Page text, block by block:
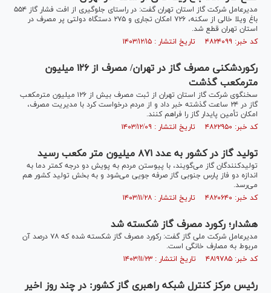
مدیرعامل شرکت گاز استان تهران گفت: در راستای جلوگیری از افت فشار گاز ۵۵۴
باغ ویلا خالی از سکنه، ۷۲۶ امکان تجاری و ۲۷۵ دستگاه دولتی پر مصرف در
استان تهران قطع شد.
کد خبر: ۴۸۲۴۰۹۹ تاریخ انتشار : ۱۴۰۳/۱۲/۱۵
رکوردشکنی مصرف گاز در تهران/ مصرف از ۱۲۶ میلیون
مترمکعب گذشت
سخنگوی شرکت گاز استان تهران از ثبت مصرف بیش از ۱۲۶ میلیون مترمکعب
گاز در ۲۴ ساعت گذشته خبر داد و از مردم درخواست کرد با مدیریت مصرف،
امکان تأمین پایدار گاز را فراهم کنند.
کد خبر: ۴۸۲۲۹۵۰ تاریخ انتشار : ۱۴۰۳/۱۲/۰۹
تولید گاز در کشور به عدد ۸۷۱ میلیون متر مکعب رسید
تولیدکنندگان گاز می‌گویند، با پیوستن مردم به پویش دو درجه کمتر دما به
اندازه دو فاز پارس جنوبی گاز صرفه جویی می‌شود و به بخش تولید کشور هم
می‌رسد.
کد خبر: ۴۸۲۰۶۴۰ تاریخ انتشار : ۱۴۰۳/۱۱/۲۸
هشدار؛ رکورد مصرف گاز شکسته شد
مدیرعامل شرکت ملی گاز گفت: رکورد مصرف گاز شکسته شده که ۷۸ درصد آن
مربوط به مصارف خانگی است.
کد خبر: ۴۸۱۹۷۸۵ تاریخ انتشار : ۱۴۰۳/۱۱/۲۳
رئیس مرکز کنترل شبکه راهبری گاز کشور: در چند روز اخیر